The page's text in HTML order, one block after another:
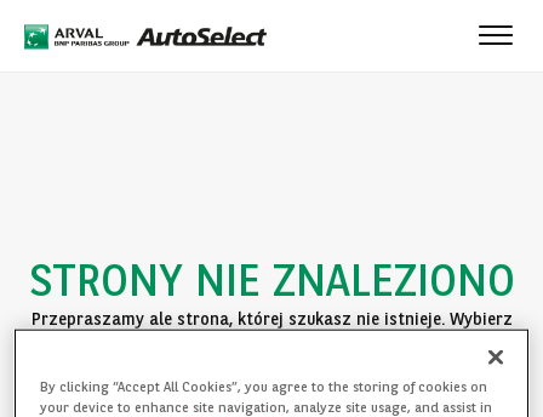
Toggle
STRONY NIE ZNALEZIONO
Przepraszamy ale strona, której szukasz nie istnieje. Wybierz
POWRÓT DO STRONY GŁÓWNEJ
By clicking “Accept All Cookies”, you agree to the storing of cookies on
your device to enhance site navigation, analyze site usage, and assist in